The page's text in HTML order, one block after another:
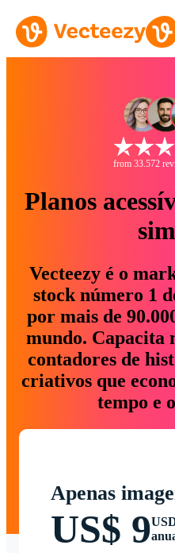
from 33.572
Planos
Vecteezy é o
stock número 1
por mais de
mundo. Capacita
contadores de
criativos que
tempo e
Apenas
US$ 9